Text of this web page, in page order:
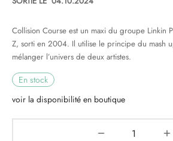
Collision Course est un maxi du groupe Linkin
Z, sorti en 2004. Il utilise le principe du mash
mélanger l’univers de deux artistes.
En stock
voir la disponibilité en boutique
HIP-HOP
MUSIQUES IMPROVISEES
DU MONDE